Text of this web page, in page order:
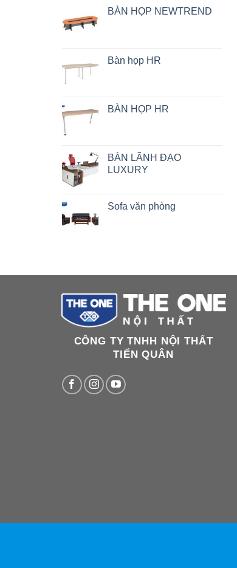
BÀN HỌP NEWTREND
Bàn họp HR
BÀN HỌP HR
BÀN LÃNH ĐẠO
LUXURY
Sofa văn phòng
CÔNG TY TNHH NỘI THẤT
TIẾN QUÂN